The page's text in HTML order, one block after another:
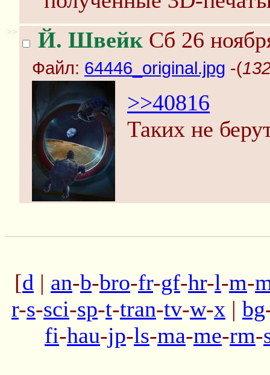
>> Й. Швейк Сб 26
Файл: 64446_original.jpg -(
>>40816
Таких не
[d | an-b-bro-fr-gf-hr-l-m-
r-s-sci-sp-t-tran-tv-w-x | bg
fi-hau-jp-ls-ma-me-rm-